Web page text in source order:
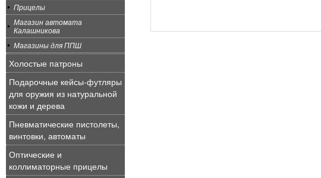
Прицелы
Магазин автомата
Калашникова
Магазины для ППШ
Холостые патроны
Подарочные кейсы-футляры
для оружия из натуральной
кожи и дерева
Пневматические пистолеты,
винтовки, автоматы
Оптические и
коллиматорные прицелы